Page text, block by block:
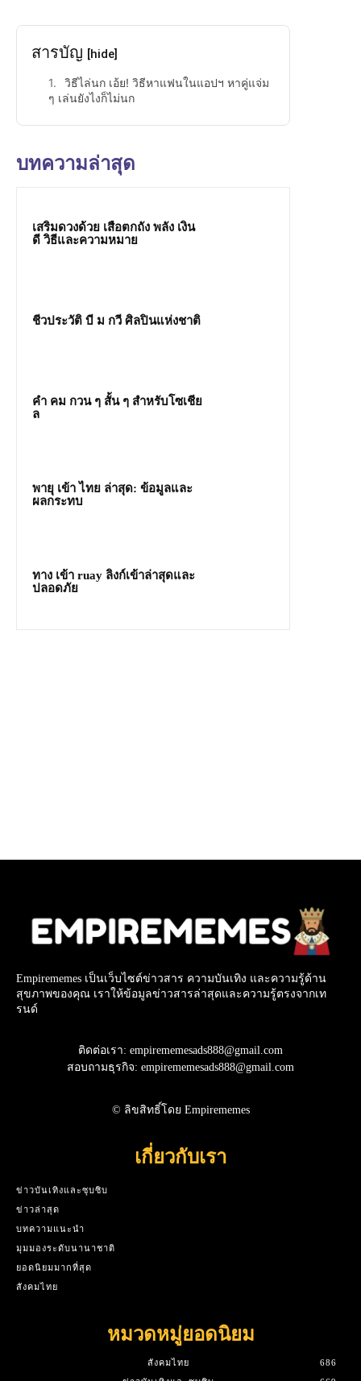
สารบัญ [hide]
วิธีไล่นก เอ้ย! วิธีหาแฟนในแอปฯ หาคู่แจ่ม
ๆ เล่นยังไงก็ไม่นก
บทความล่าสุด
เสริมดวงด้วย เสือตกถัง พลัง เงิน
ดี วิธีและความหมาย
ชีวประวัติ บี ม กวี ศิลปินแห่งชาติ
คํา คม กวน ๆ สั้น ๆ สำหรับโซเชีย
ล
พายุ เข้า ไทย ล่าสุด: ข้อมูลและ
ผลกระทบ
ทาง เข้า ruay ลิงก์เข้าล่าสุดและ
ปลอดภัย
Empirememes เป็นเว็บไซต์ข่าวสาร ความบันเทิง และความรู้ด้าน
สุขภาพของคุณ เราให้ข้อมูลข่าวสารล่าสุดและความรู้ตรงจากเท
รนด์
ติดต่อเรา: empirememesads888@gmail.com
สอบถามธุรกิจ: empirememesads888@gmail.com
© ลิขสิทธิ์โดย Empirememes
เกี่ยวกับเรา
ข่าวบันเทิงและซุบซิบ
ข่าวล่าสุด
บทความแนะนำ
มุมมองระดับนานาชาติ
ยอดนิยมมากที่สุด
สังคมไทย
หมวดหมู่ยอดนิยม
สังคมไทย
686